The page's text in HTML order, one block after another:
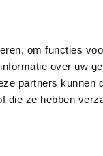
om functies
over uw
partners kunnen
die ze hebben